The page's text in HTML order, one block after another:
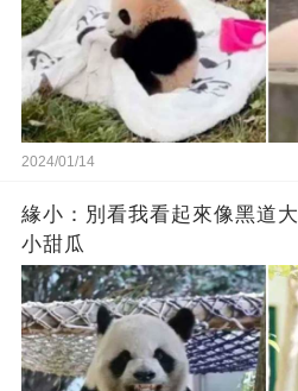
2024/01/14
緣小：別看我看起來‬像‬黑道‬
小甜瓜‬